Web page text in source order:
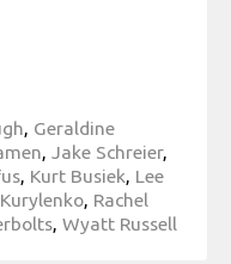
, Geraldine
, Jake Schreier,
, Kurt Busiek, Lee
, Rachel
, Wyatt Russell